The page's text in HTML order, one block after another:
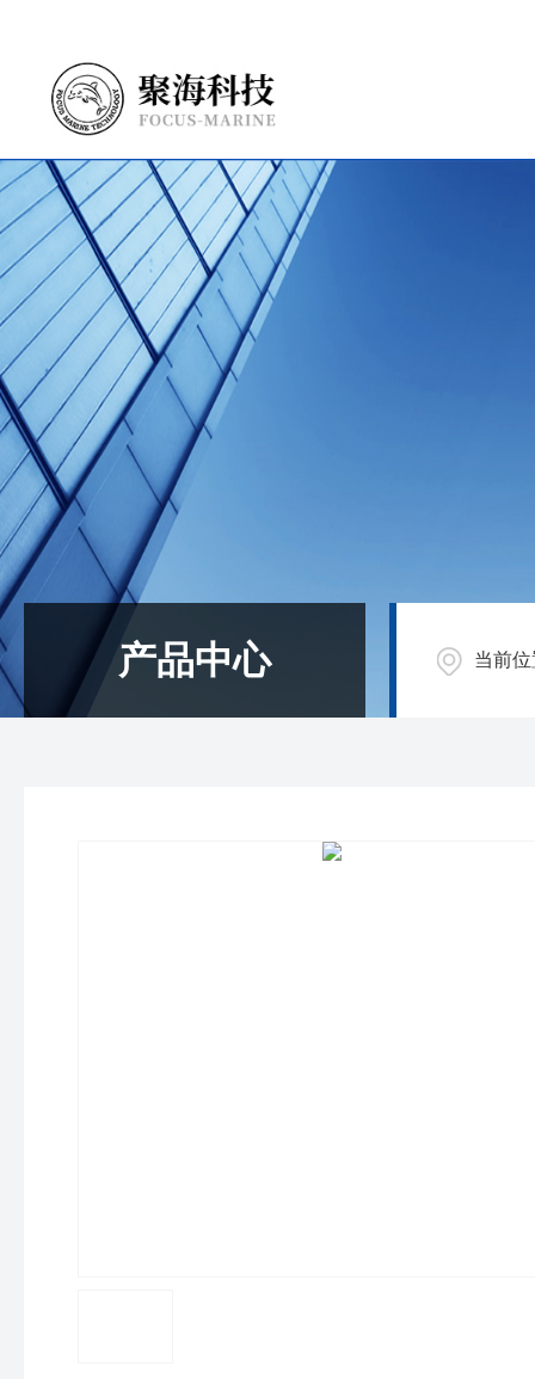
产品中心 当前